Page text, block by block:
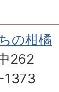
の柑橘
262